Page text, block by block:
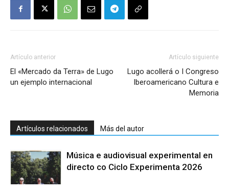
Artículo anterior
El «Mercado da Terra» de Lugo
un ejemplo internacional
Artículo siguiente
Lugo acollerá o I Congreso
Iberoamericano Cultura e
Memoria
Artículos relacionados Más del autor
Música e audiovisual experimental en
directo co Ciclo Experimenta 2026